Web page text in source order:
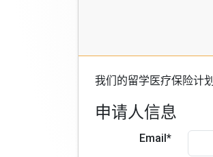
我们的留学医疗保险计划
申请人信息
Email*